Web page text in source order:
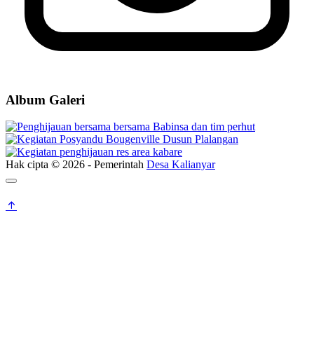
Album Galeri
Hak cipta © 2026 - Pemerintah Desa Kalianyar